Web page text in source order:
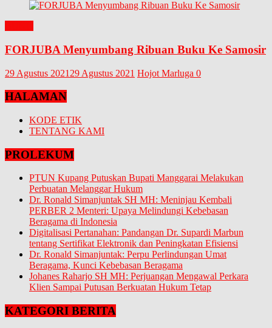
FORJUBA Menyumbang Ribuan Buku Ke Samosir
29 Agustus 2021 29 Agustus 2021 Hojot Marluga 0
HALAMAN
KODE ETIK
TENTANG KAMI
PROLEKUM
PTUN Kupang Putuskan Bupati Manggarai Melakukan
Perbuatan Melanggar Hukum
Dr. Ronald Simanjuntak SH MH: Meninjau Kembali
PERBER 2 Menteri: Upaya Melindungi Kebebasan
Beragama di Indonesia
Digitalisasi Pertanahan: Pandangan Dr. Supardi Marbun
tentang Sertifikat Elektronik dan Peningkatan Efisiensi
Dr. Ronald Simanjuntak: Perpu Perlindungan Umat
Beragama, Kunci Kebebasan Beragama
Johanes Raharjo SH MH: Perjuangan Mengawal Perkara
Klien Sampai Putusan Berkuatan Hukum Tetap
KATEGORI BERITA